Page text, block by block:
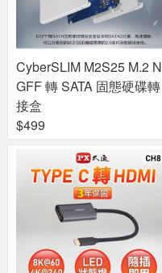
CyberSLIM M2S25 M.2 N
GFF 轉 SATA 固態硬碟轉
接盒
$499